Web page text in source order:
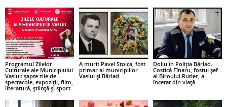
Programul Zilelor
Culturale ale Municipiului
Vaslui: șapte zile de
spectacole, expoziții, film,
literatură, știință și sport
A murit Pavel Stoica, fost
primar al municipiilor
Vaslui și Bârlad
Doliu în Poliția Bârlad.
Costică Fînaru, fostul șef
al Biroului Rutier, a
încetat din viață